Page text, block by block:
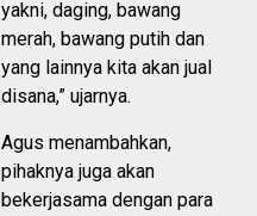
yakni, daging, bawang
merah, bawang putih dan
yang lainnya kita akan jual
disana,” ujarnya.
Agus menambahkan,
pihaknya juga akan
bekerjasama dengan para